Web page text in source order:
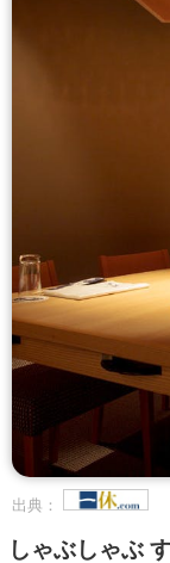
出典：
しゃぶしゃぶ